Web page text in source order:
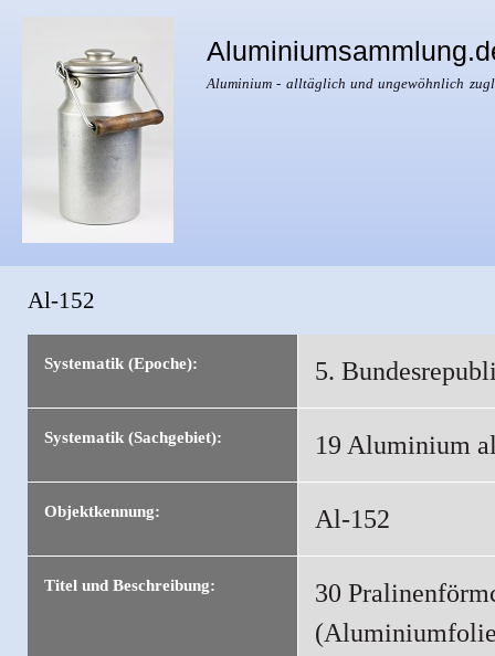
Aluminium - alltäglich und ungewöhnlich
Al-152
Systematik (Epoche): 5.
Systematik (Sachgebiet): 19 Aluminium
Objektkennung: Al-152
Titel und Beschreibung:
30